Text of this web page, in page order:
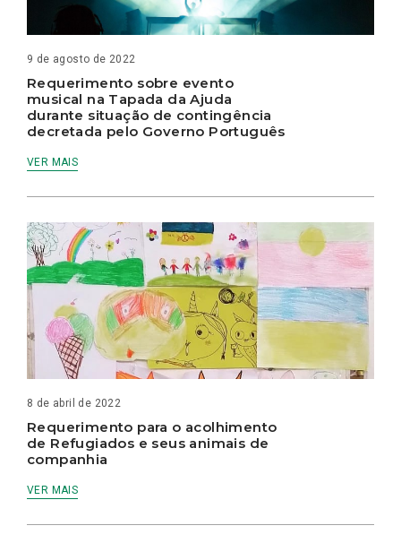
9 de agosto de 2022
Requerimento sobre evento
musical na Tapada da Ajuda
durante situação de contingência
decretada pelo Governo Português
VER MAIS
8 de abril de 2022
Requerimento para o acolhimento
de Refugiados e seus animais de
companhia
VER MAIS